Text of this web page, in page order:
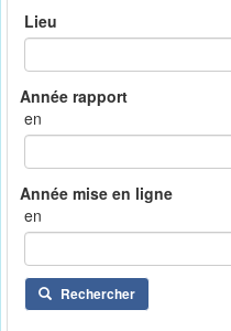
Lieu
en
en
Rechercher